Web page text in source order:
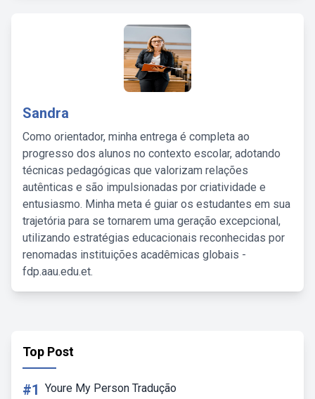
Sandra
Como orientador, minha entrega é completa ao
progresso dos alunos no contexto escolar, adotando
técnicas pedagógicas que valorizam relações
autênticas e são impulsionadas por criatividade e
entusiasmo. Minha meta é guiar os estudantes em sua
trajetória para se tornarem uma geração excepcional,
utilizando estratégias educacionais reconhecidas por
renomadas instituições acadêmicas globais -
fdp.aau.edu.et.
Top Post
#1 Youre My Person Tradução